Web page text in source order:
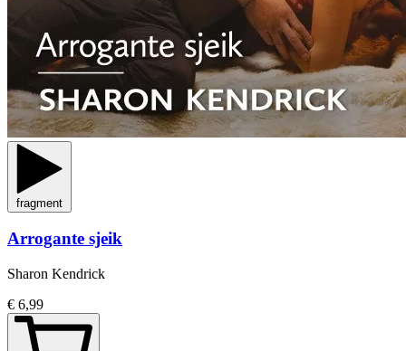
fragment
Arrogante sjeik
Sharon Kendrick
€ 6,99